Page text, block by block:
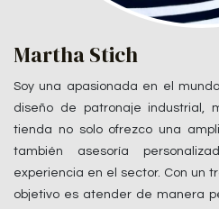
Martha Stich
Soy una apasionada en el
diseño de patronaje industrial,
tienda no solo ofrezco una
también asesoría
experiencia en el sector. Con un
objetivo es atender de manera